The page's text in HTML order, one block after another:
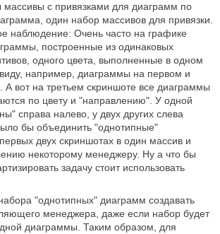
массивы с привязками для диаграмм по
один набор массивов для привязки.
наблюдение: Очень часто на графике
построенные из одинаковых
одного цвета, выполненные в одном
например, диаграммы на первом и
А вот на третьем скриншоте все диаграммы
по цвету и "направлению". У одной
справа налево, у двух других слева
бы объединить "однотипные"
двух скриншотах в один массив и
некоторому менеджеру. Ну а что бы
задачу стоит использовать
"однотипных" диаграмм создавать
менеджера, даже если набор будет
диаграммы. Таким образом, для